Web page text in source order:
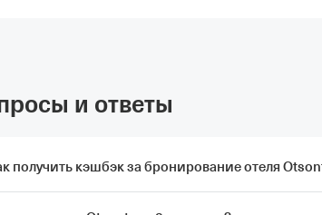
и ответы
получить кэшбэк за бронирование отеля